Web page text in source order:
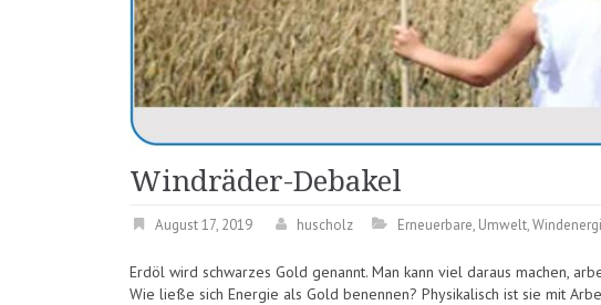
Windräder-Debakel
August 17, 2019 huscholz Erneuerbare, Umwelt,
Erdöl wird schwarzes Gold genannt. Man kann viel daraus machen,
Wie ließe sich Energie als Gold benennen? Physikalisch ist sie mit